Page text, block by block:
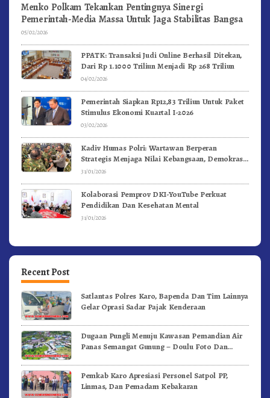
Menko Polkam Tekankan Pentingnya Sinergi
Pemerintah-Media Massa Untuk Jaga Stabilitas Bangsa
05/02/2026
PPATK: Transaksi Judi Online Berhasil Ditekan,
Dari Rp 1.1000 Triliun Menjadi Rp 268 Triliun
04/02/2026
Pemerintah Siapkan Rp12,83 Triliun Untuk Paket
Stimulus Ekonomi Kuartal I-2026
03/02/2026
Kadiv Humas Polri: Wartawan Berperan
Strategis Menjaga Nilai Kebangsaan, Demokrasi,
dan NKRI
31/01/2026
Kolaborasi Pemprov DKI-YouTube Perkuat
Pendidikan Dan Kesehatan Mental
31/01/2026
Recent Post
Satlantas Polres Karo, Bapenda Dan Tim Lainnya
Gelar Oprasi Sadar Pajak Kenderaan
Dugaan Pungli Menuju Kawasan Pemandian Air
Panas Semangat Gunung – Doulu Foto Dan
Pemkab Karo Apresiasi Personel Satpol PP,
Linmas, Dan Pemadam Kebakaran